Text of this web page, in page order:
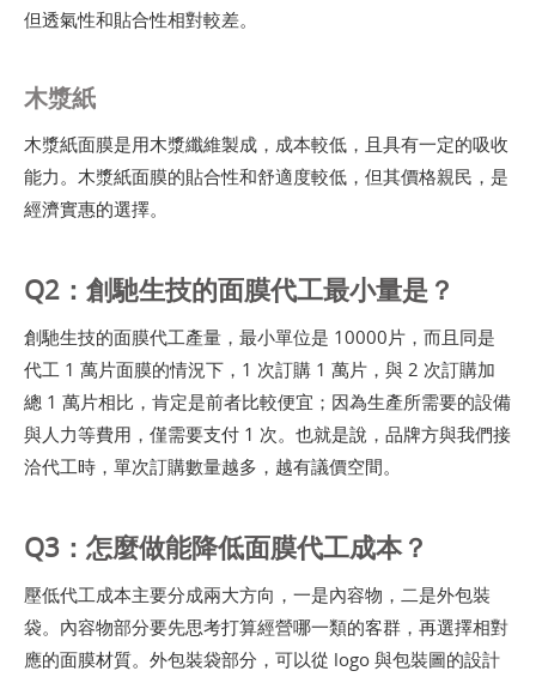
但透氣性和貼合性相對較差。
木漿紙
木漿紙面膜是用木漿纖維製成，成本較低，且具有一定的吸收
能力。木漿紙面膜的貼合性和舒適度較低，但其價格親民，是
經濟實惠的選擇。
Q2：創馳生技的面膜代工最小量是？
創馳生技的面膜代工產量，最小單位是 10000片，而且同是
代工 1 萬片面膜的情況下，1 次訂購 1 萬片，與 2 次訂購加
總 1 萬片相比，肯定是前者比較便宜；因為生產所需要的設備
與人力等費用，僅需要支付 1 次。也就是說，品牌方與我們接
洽代工時，單次訂購數量越多，越有議價空間。
Q3：怎麼做能降低面膜代工成本？
壓低代工成本主要分成兩大方向，一是內容物，二是外包裝
袋。內容物部分要先思考打算經營哪一類的客群，再選擇相對
應的面膜材質。外包裝袋部分，可以從 logo 與包裝圖的設計